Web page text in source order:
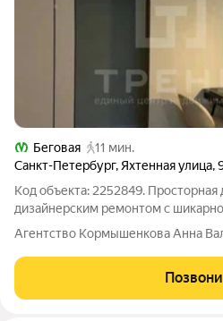
Беговая
11 мин.
Санкт-Петербург, Яхтенная улица,
Код объекта: 2252849. Просторная
дизайнерским ремонтом с
Беговая В квартире выполнен
прокладка коммуникаций
чистовое оборудование),
Агентство Кормышенкова Анна